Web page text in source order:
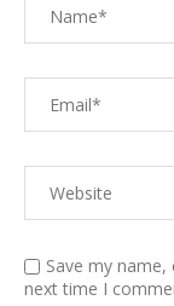
Save my
next time I